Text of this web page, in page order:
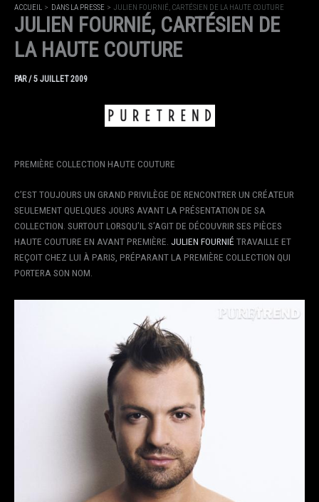
ACCUEIL DANS LA PRESSE JULIEN FOURNIÉ, CARTÉSIEN DE LA HAUTE COUTURE
JULIEN FOURNIÉ, CARTÉSIEN DE
LA HAUTE COUTURE
PAR/5 JUILLET 2009
PREMIÈRE COLLECTION HAUTE COUTURE
C’EST TOUJOURS UN GRAND PRIVILÈGE DE RENCONTRER UN CRÉATEUR
SEULEMENT QUELQUES JOURS AVANT LA PRÉSENTATION DE SA
COLLECTION. SURTOUT LORSQU’IL S’AGIT DE DÉCOUVRIR SES PIÈCES
HAUTE COUTURE EN AVANT PREMIÈRE. JULIEN FOURNIÉ TRAVAILLE ET
REÇOIT CHEZ LUI À PARIS, PRÉPARANT LA PREMIÈRE COLLECTION QUI
PORTERA SON NOM.